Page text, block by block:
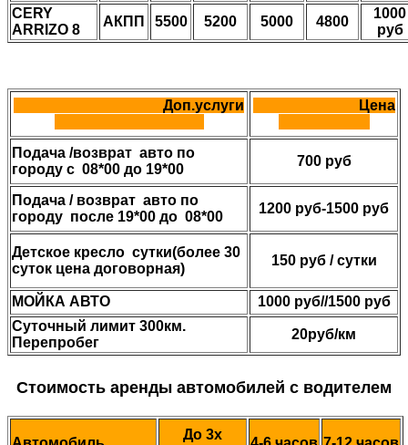
CERY
ARRIZO 8
AКПП 5500 5200 5000 4800
1000
руб
Доп.услуги Цена
Подача /возврат авто по
городу с 08*00 до 19*00
700 руб
Подача / возврат авто по
городу после 19*00 до 08*00
1200 руб-1500 руб
Детское кресло сутки(более 30
суток цена договорная)
150 руб / сутки
МОЙКА АВТО
1000 руб//1500 руб
Суточный лимит 300км.
Перепробег
20руб/км
Стоимость аренды автомобилей с водителем
До 3х